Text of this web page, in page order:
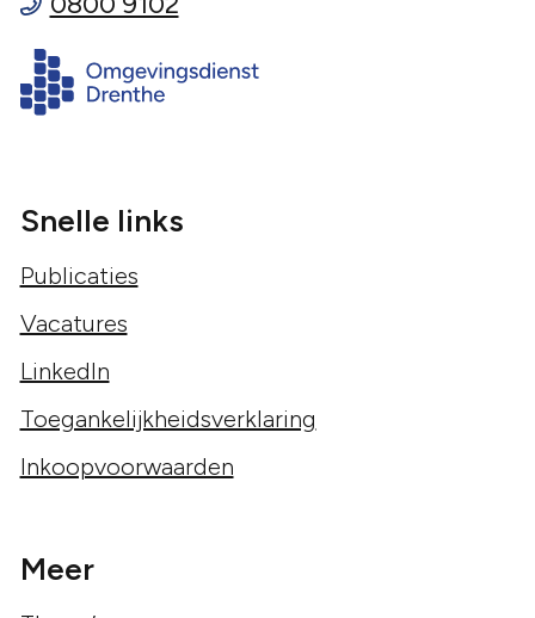
Snelle links
Publicaties
Vacatures
LinkedIn
Toegankelijkheidsverklaring
Inkoopvoorwaarden
Meer